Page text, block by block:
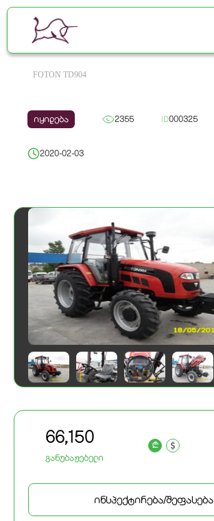
FOTON TD904
იყიდება 2355 ID000325
2020-02-03
66,150
განუბაჟებელი
a
ინსპექტირება/შეფასება